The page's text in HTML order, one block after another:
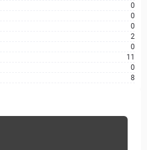
0
0
0
2
0
11
0
8